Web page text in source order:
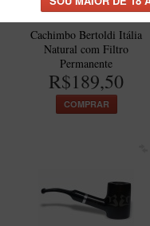
Cachimbo Bertoldi Itália
Natural com Filtro
Permanente
R$189,50
COMPRAR